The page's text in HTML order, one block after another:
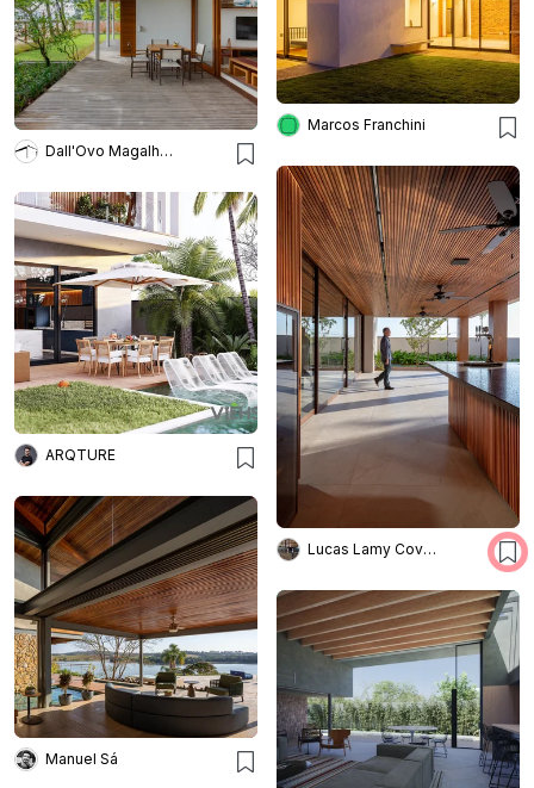
Marcos Franchini
Dall'Ovo Magalhães
Lucas Lamy Covolam
ARQTURE
Manuel Sá